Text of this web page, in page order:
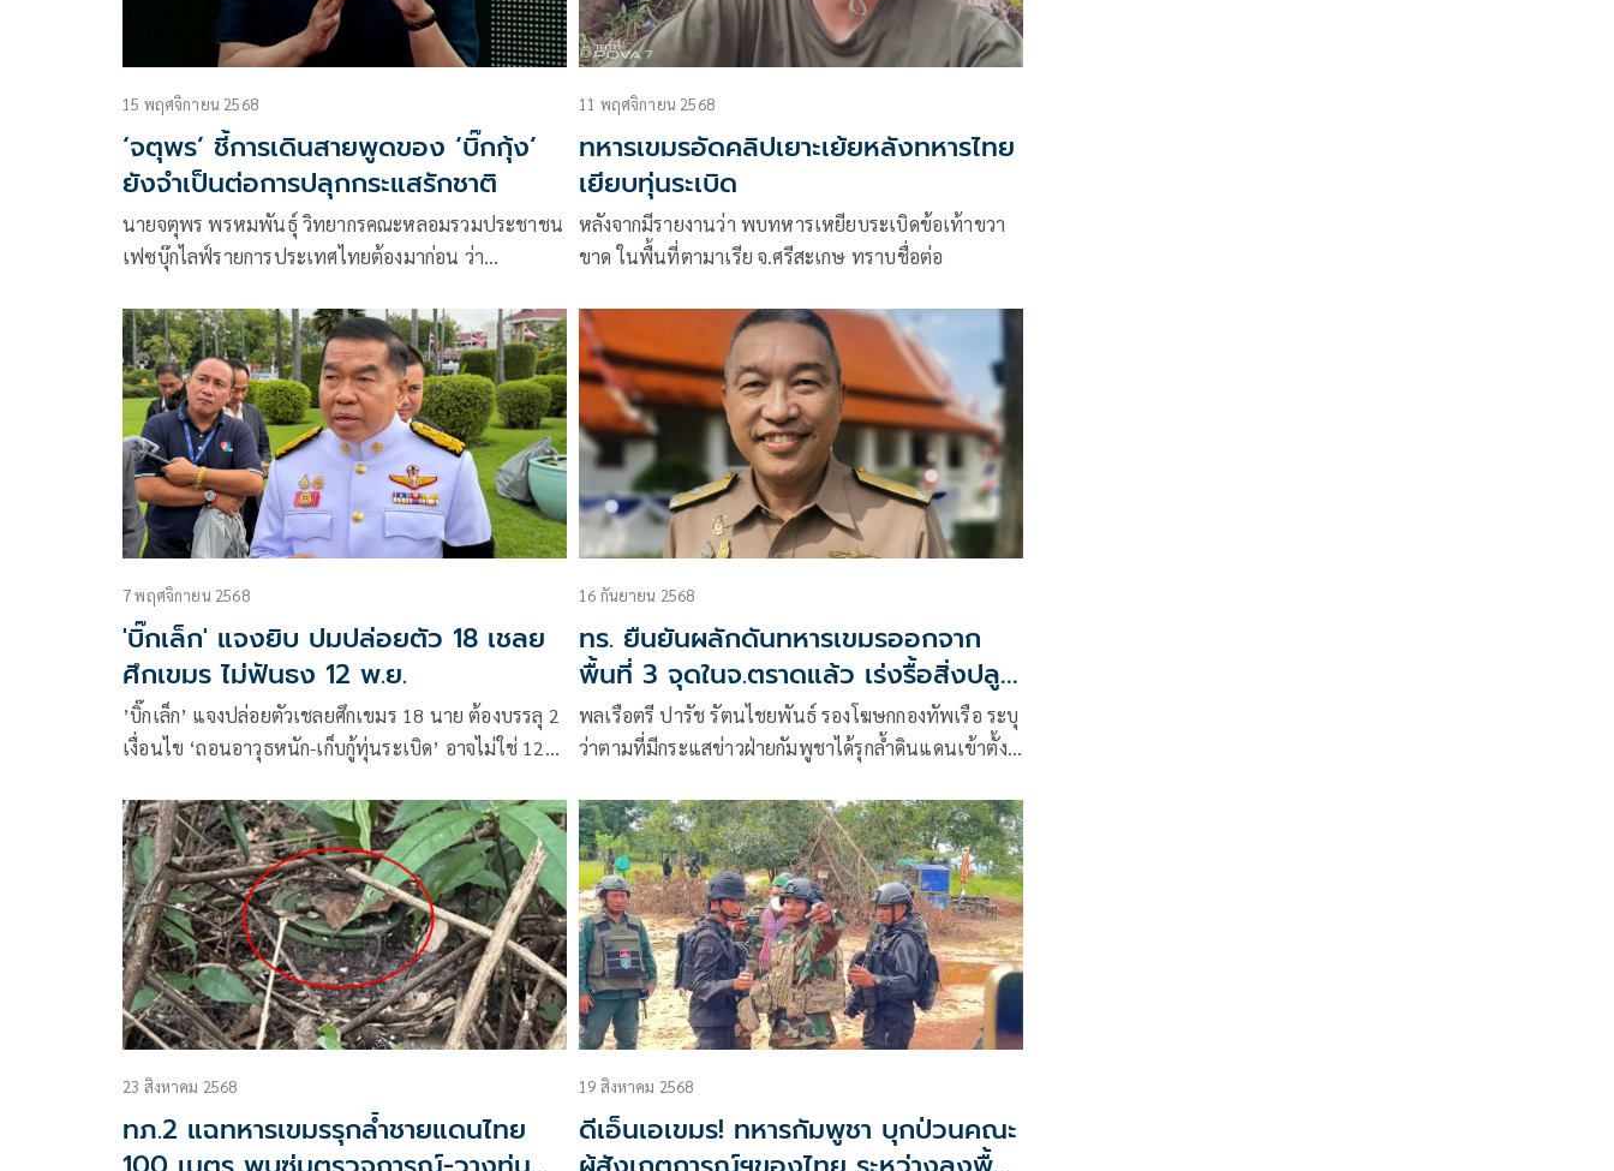
15 พฤศจิกายน 2568
‘จตุพร’ ชี้การเดินสายพูดของ ‘บิ๊กกุ้ง’
ยังจำเป็นต่อการปลุกกระแสรักชาติ
นายจตุพร พรหมพันธุ์ วิทยากรคณะหลอมรวมประชาชน
เฟซบุ๊กไลฟ์รายการประเทศไทยต้องมาก่อน ว่า
11 พฤศจิกายน 2568
ทหารเขมรอัดคลิปเยาะเย้ยหลังทหารไทย
เยียบทุ่นระเบิด
หลังจากมีรายงานว่า พบทหารเหยียบระเบิดข้อเท้าขวา
ขาด ในพื้นที่ตามาเรีย จ.ศรีสะเกษ ทราบชื่อต่อ
7 พฤศจิกายน 2568
​'บิ๊กเล็ก' แจงยิบ ปมปล่อยตัว 18 เชลย
ศึกเขมร ไม่ฟันธง 12 พ.ย.
​’บิ๊กเล็ก’ แจงปล่อยตัวเชลยศึกเขมร 18 นาย ต้องบรรลุ 2
เงื่อนไข ‘ถอนอาวุธหนัก-เก็บกู้ทุ่นระเบิด’ อาจไม่ใช่ 12
มาตรการเปิดด่านจนกว่าทุกอย่างเรียบร้อย
16 กันยายน 2568
ทร. ยืนยันผลักดันทหารเขมรออกจาก
พื้นที่ 3 จุดในจ.ตราดแล้ว เร่งรื้อสิ่งปลูก
สร้าง-กลบคูเรต
พลเรือตรี ปารัช รัตนไชยพันธ์ รองโฆษกกองทัพเรือ ระบุ
ว่าตามที่มีกระแสข่าวฝ่ายกัมพูชาได้รุกล้ำดินแดนเข้าตั้ง
23 สิงหาคม 2568
ทภ.2 แฉทหารเขมรรุกล้ำชายแดนไทย
19 สิงหาคม 2568
ดีเอ็นเอเขมร! ทหารกัมพูชา บุกป่วนคณะ